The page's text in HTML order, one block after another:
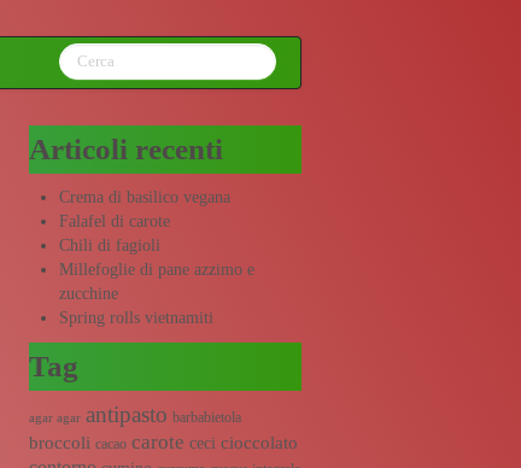
Articoli recenti
Crema di basilico vegana
Falafel di carote
Chili di fagioli
Millefoglie di pane azzimo e
zucchine
Spring rolls vietnamiti
Tag
agar agar antipasto barbabietola
broccoli cacao carote ceci cioccolato